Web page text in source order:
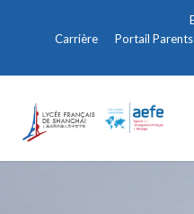
Carrière Portail Parents